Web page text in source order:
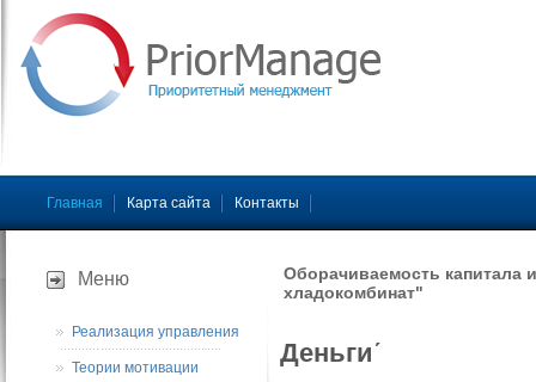
Главная Карта сайта Контакты
Оборачиваемость капитала
хладокомбинат"
Деньги΄
Меню
Реализация управления
Теории мотивации